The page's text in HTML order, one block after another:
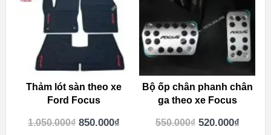
Thảm lót sàn theo xe
Ford Focus
1.050.000₫ 850.000₫
Bộ ốp chân phanh chân
ga theo xe Focus
550.000₫ 520.000₫